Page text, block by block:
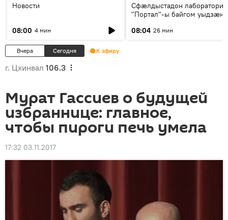
Новости
08:00 4 мин
Сфæлдыстадон лаборатори
"Портал"-ы байгом уыдзæн
Æхсары куыстыты равдыст
08:04 26 мин
Вчера Сегодня К эфиру
г. Цхинвал 106.3
Мурат Гассиев о будущей
избраннице: главное,
чтобы пироги печь умела
17:32 03.11.2017